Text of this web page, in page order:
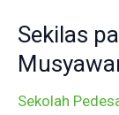
Sekilas
Sekolah
“Pendidikan
Musyawarah”